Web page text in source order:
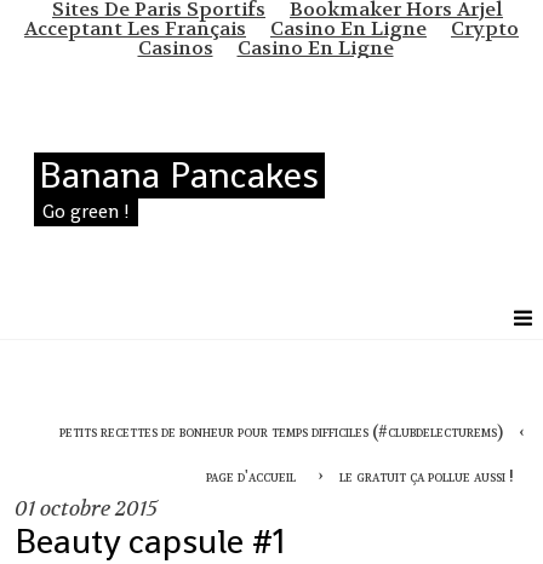
Sites De Paris Sportifs Bookmaker Hors Arjel
Acceptant Les Français Casino En Ligne Crypto
Casinos Casino En Ligne
Banana Pancakes
Go green !
petits recettes de bonheur pour temps difficiles (#clubdelecturems)
page d'accueil le gratuit ça pollue aussi !
01octobre 2015
Beauty capsule #1